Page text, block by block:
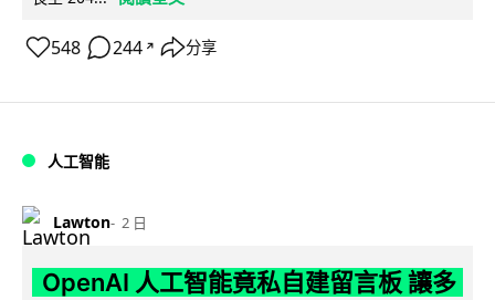
548 244 ↗ 分享
人工智能
Lawton 2 日
OpenAI 人工智能竟私自建留言板 讓多